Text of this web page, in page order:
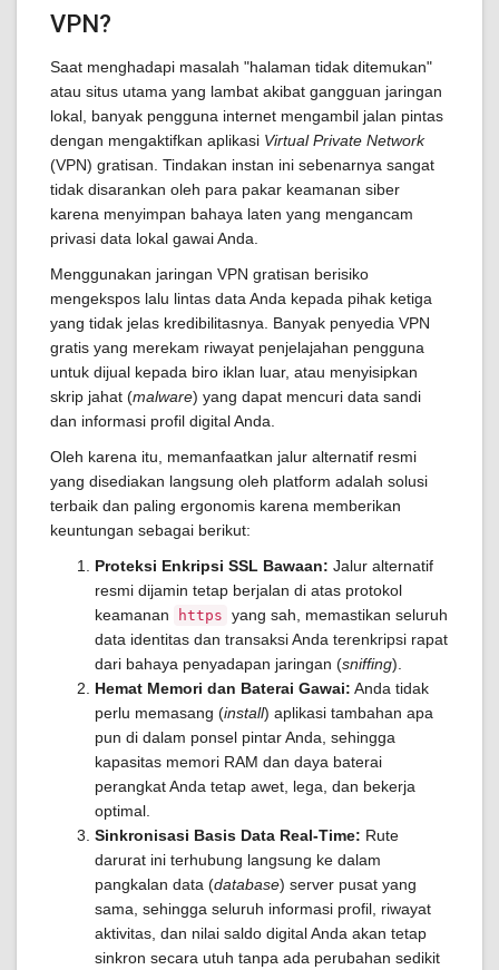
VPN?
Saat menghadapi masalah "halaman tidak ditemukan"
atau situs utama yang lambat akibat gangguan jaringan
lokal, banyak pengguna internet mengambil jalan pintas
dengan mengaktifkan aplikasi Virtual Private Network
(VPN) gratisan. Tindakan instan ini sebenarnya sangat
tidak disarankan oleh para pakar keamanan siber
karena menyimpan bahaya laten yang mengancam
privasi data lokal gawai Anda.
Menggunakan jaringan VPN gratisan berisiko
mengekspos lalu lintas data Anda kepada pihak ketiga
yang tidak jelas kredibilitasnya. Banyak penyedia VPN
gratis yang merekam riwayat penjelajahan pengguna
untuk dijual kepada biro iklan luar, atau menyisipkan
skrip jahat (malware) yang dapat mencuri data sandi
dan informasi profil digital Anda.
Oleh karena itu, memanfaatkan jalur alternatif resmi
yang disediakan langsung oleh platform adalah solusi
terbaik dan paling ergonomis karena memberikan
keuntungan sebagai berikut:
Proteksi Enkripsi SSL Bawaan: Jalur alternatif
resmi dijamin tetap berjalan di atas protokol
keamanan
https yang sah, memastikan seluruh
data identitas dan transaksi Anda terenkripsi rapat
dari bahaya penyadapan jaringan (sniffing).
Hemat Memori dan Baterai Gawai: Anda tidak
perlu memasang (install) aplikasi tambahan apa
pun di dalam ponsel pintar Anda, sehingga
kapasitas memori RAM dan daya baterai
perangkat Anda tetap awet, lega, dan bekerja
optimal.
Sinkronisasi Basis Data Real-Time: Rute
darurat ini terhubung langsung ke dalam
pangkalan data (database) server pusat yang
sama, sehingga seluruh informasi profil, riwayat
aktivitas, dan nilai saldo digital Anda akan tetap
sinkron secara utuh tanpa ada perubahan sedikit